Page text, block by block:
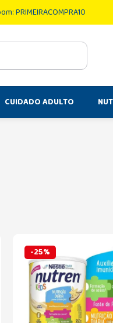
PRIMEIRACOMPRA10
CUIDADO ADULTO
-25%